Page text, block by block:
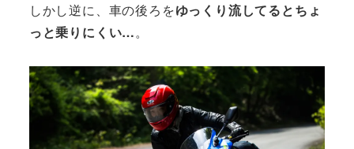
しかし逆に、車の後ろをゆっくり流してるとちょ
っと乗りにくい…。